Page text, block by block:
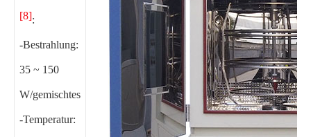
[8]:
-Bestrahlung:
35 ~ 150
W/gemischtes
-Temperatur: